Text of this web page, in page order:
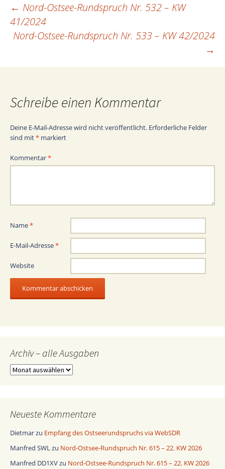
Beitragsnavigation
← Nord-Ostsee-Rundspruch Nr. 532 – KW
41/2024
Nord-Ostsee-Rundspruch Nr. 533 – KW 42/2024
→
Schreibe einen Kommentar
Deine E-Mail-Adresse wird nicht veröffentlicht. Erforderliche Felder
sind mit* markiert
Kommentar*
Name*
E-Mail-Adresse*
Website
Archiv – alle Ausgaben
Archiv
–
Neueste Kommentare
Dietmarzu Empfang des Ostseerundspruchs via WebSDR
Manfred SWLzu Nord-Ostsee-Rundspruch Nr. 615 – 22. KW 2026
Manfred DD1XVzu Nord-Ostsee-Rundspruch Nr. 615 – 22. KW 2026